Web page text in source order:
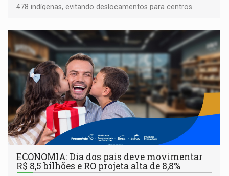
478 indígenas, evitando deslocamentos para centros
ECONOMIA: Dia dos pais deve movimentar
R$ 8,5 bilhões e RO projeta alta de 8,8%